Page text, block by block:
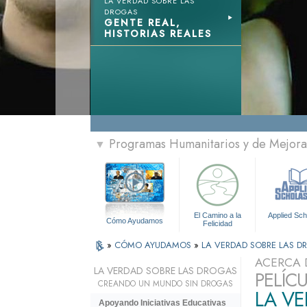
DROGAS
GENTE REAL,
HISTORIAS REALES
▼ Programas Humanitarios y de
Cómo Ayudamos
El Camino a la
Felicidad
Applied
» CÓMO AYUDAMOS » LA VERDAD SOBRE LAS
ACERCA
LA
LA VERDAD SOBRE LAS DROGAS
CREANDO UN MUNDO SIN DROGAS
Apoyando Iniciativas Educativas